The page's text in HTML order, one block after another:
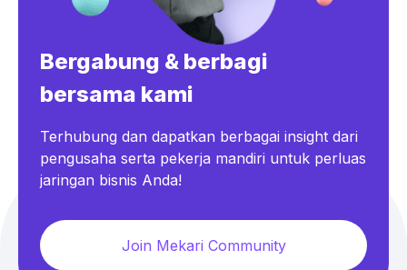
Bergabung & berbagi
bersama kami
Terhubung dan dapatkan berbagai insight dari
pengusaha serta pekerja mandiri untuk perluas
jaringan bisnis Anda!
Join Mekari Community